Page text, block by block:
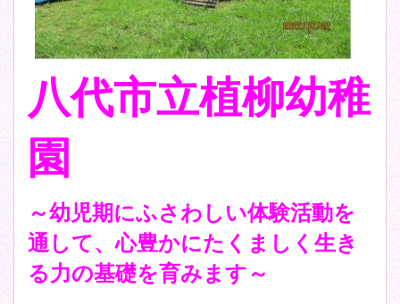
八代市立植柳幼稚
園
～幼児期にふさわしい体験活動を
通して、心豊かにたくましく生き
る力の基礎を育みます～